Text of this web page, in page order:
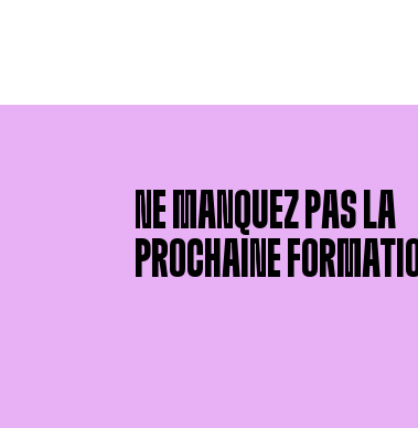
NE MANQUEZ PAS LA
PROCHAINE